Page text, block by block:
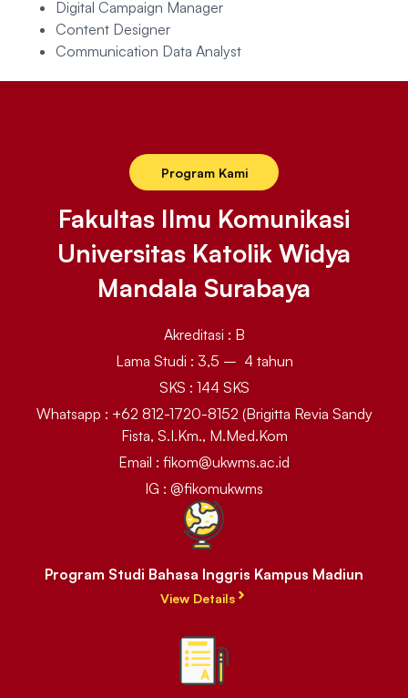
Digital Campaign Manager
Content Designer
Communication Data Analyst
Program Kami
Fakultas Ilmu Komunikasi
Universitas Katolik Widya
Mandala Surabaya
Akreditasi : B
Lama Studi : 3,5 – 4 tahun
SKS : 144 SKS
Whatsapp : +62 812-1720-8152 (Brigitta Revia Sandy
Fista, S.I.Km., M.Med.Kom
Email : fikom@ukwms.ac.id
IG : @fikomukwms
Program Studi Bahasa Inggris Kampus Madiun
View Details